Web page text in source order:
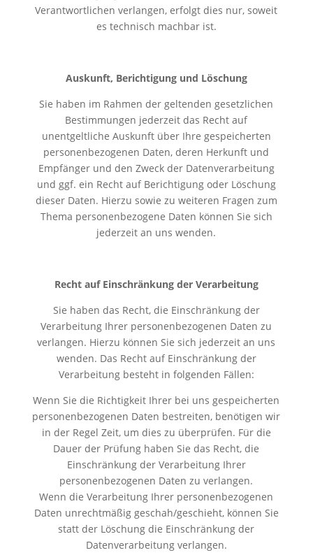
Verantwortlichen verlangen, erfolgt dies nur, soweit
es technisch machbar ist.
Auskunft, Berichtigung und Löschung
Sie haben im Rahmen der geltenden gesetzlichen
Bestimmungen jederzeit das Recht auf
unentgeltliche Auskunft über Ihre gespeicherten
personenbezogenen Daten, deren Herkunft und
Empfänger und den Zweck der Datenverarbeitung
und ggf. ein Recht auf Berichtigung oder Löschung
dieser Daten. Hierzu sowie zu weiteren Fragen zum
Thema personenbezogene Daten können Sie sich
jederzeit an uns wenden.
Recht auf Einschränkung der Verarbeitung
Sie haben das Recht, die Einschränkung der
Verarbeitung Ihrer personenbezogenen Daten zu
verlangen. Hierzu können Sie sich jederzeit an uns
wenden. Das Recht auf Einschränkung der
Verarbeitung besteht in folgenden Fällen:
Wenn Sie die Richtigkeit Ihrer bei uns gespeicherten
personenbezogenen Daten bestreiten, benötigen wir
in der Regel Zeit, um dies zu überprüfen. Für die
Dauer der Prüfung haben Sie das Recht, die
Einschränkung der Verarbeitung Ihrer
personenbezogenen Daten zu verlangen.
Wenn die Verarbeitung Ihrer personenbezogenen
Daten unrechtmäßig geschah/geschieht, können Sie
statt der Löschung die Einschränkung der
Datenverarbeitung verlangen.